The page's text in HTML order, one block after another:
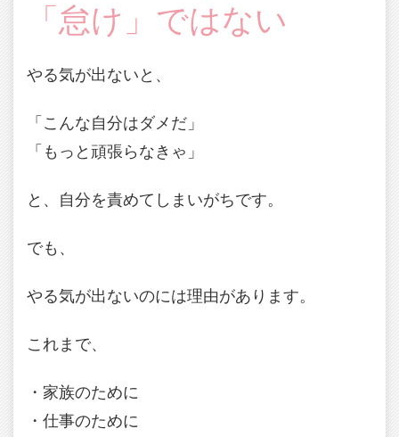
「怠け」ではない
やる気が出ないと、
「こんな自分はダメだ」
「もっと頑張らなきゃ」
と、自分を責めてしまいがちです。
でも、
やる気が出ないのには理由があります。
これまで、
・家族のために
・仕事のために